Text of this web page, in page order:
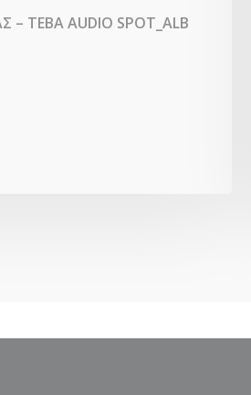
ΤΕΒΑ AUDIO SPOT_ALB